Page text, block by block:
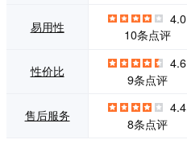
易用性
4.0
10条点评
性价比
4.6
9条点评
售后服务
4.4
8条点评